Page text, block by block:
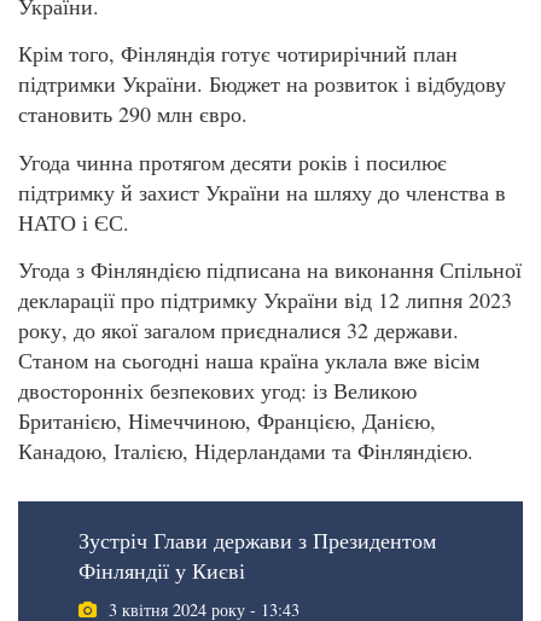
України.
Крім того, Фінляндія готує чотирирічний план
підтримки України. Бюджет на розвиток і відбудову
становить 290 млн євро.
Угода чинна протягом десяти років і посилює
підтримку й захист України на шляху до членства в
НАТО і ЄС.
Угода з Фінляндією підписана на виконання Спільної
декларації про підтримку України від 12 липня 2023
року, до якої загалом приєдналися 32 держави.
Станом на сьогодні наша країна уклала вже вісім
двосторонніх безпекових угод: із Великою
Британією, Німеччиною, Францією, Данією,
Канадою, Італією, Нідерландами та Фінляндією.
Зустріч Глави держави з Президентом
Фінляндії у Києві
3 квітня 2024 року - 13:43